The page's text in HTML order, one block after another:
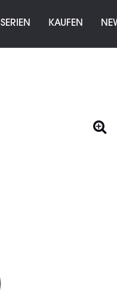
SERIEN KAUFEN